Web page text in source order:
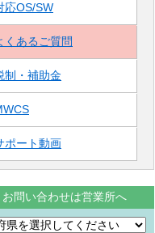
応OS/SW
くあるご質問
制・補助金
ポート動画
お問い合わせは営業所へ